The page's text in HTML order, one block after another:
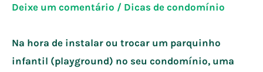
Deixe um comentário / Dicas de condomínio
Na hora de instalar ou trocar um parquinho
infantil (playground) no seu condomínio, uma